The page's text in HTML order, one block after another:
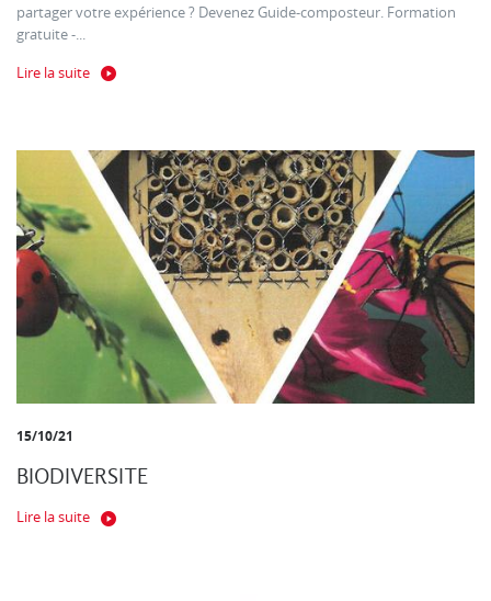
partager votre expérience ? Devenez Guide-composteur. Formation
gratuite -...
Lire la suite
15/10/21
BIODIVERSITE
Lire la suite